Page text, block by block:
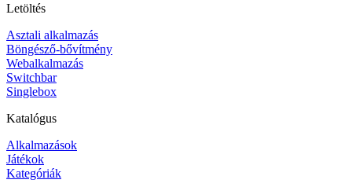
Letöltés
Asztali alkalmazás
Böngésző-bővítmény
Webalkalmazás
Switchbar
Singlebox
Katalógus
Alkalmazások
Játékok
Kategóriák